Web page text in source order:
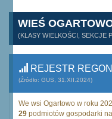
WIEŚ
(KLASY WIELKOŚCI, SEKCJE
REJESTR
(Źródło: GUS, 31.XII.2024)
We wsi Ogartowo w roku
29 podmiotów gospodarki